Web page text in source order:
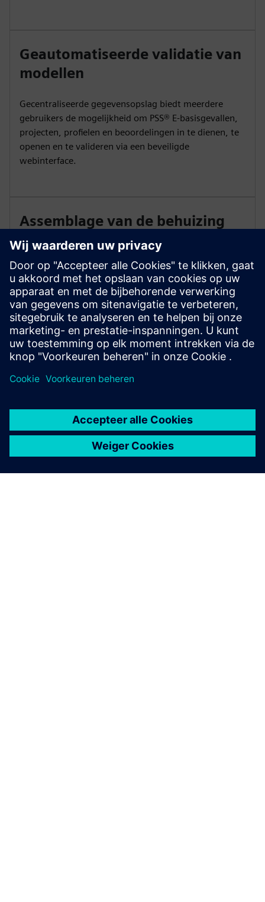
Geautomatiseerde validatie van
modellen
Gecentraliseerde gegevensopslag biedt meerdere
gebruikers de mogelijkheid om PSS® E-basisgevallen,
projecten, profielen en beoordelingen in te dienen, te
openen en te valideren via een beveiligde
webinterface.
Assemblage van de behuizing
op aanvraag
Stel automatisch complete planningscases samen die
klaar zijn om te simuleren voor elke studiedatum met
behulp van geïntegreerde project-, profiel- en
beoordelingsgegevens.